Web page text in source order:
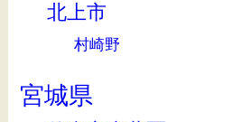
北上市
村崎野
宮城県